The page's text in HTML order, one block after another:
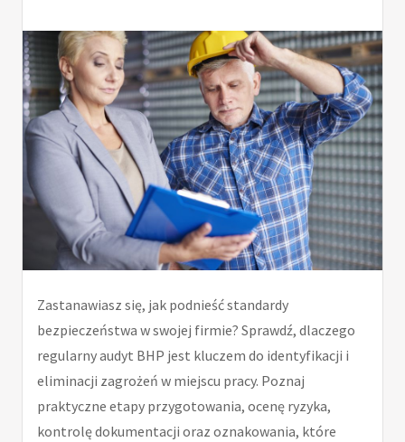
Zastanawiasz się, jak podnieść standardy
bezpieczeństwa w swojej firmie? Sprawdź, dlaczego
regularny audyt BHP jest kluczem do identyfikacji i
eliminacji zagrożeń w miejscu pracy. Poznaj
praktyczne etapy przygotowania, ocenę ryzyka,
kontrolę dokumentacji oraz oznakowania, które